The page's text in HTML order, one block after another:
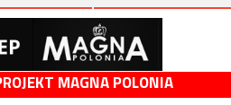
MAGNA POLONIA